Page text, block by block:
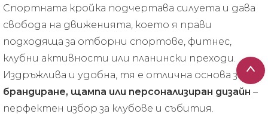
Спортната кройка подчертава силуета и дава
свобода на движенията, което я прави
подходяща за отборни спортове, фитнес,
клубни активности или планински преходи.
Издръжлива и удобна, тя е отлична основа за
брандиране, щампа или персонализиран дизайн –
перфектен избор за клубове и събития.